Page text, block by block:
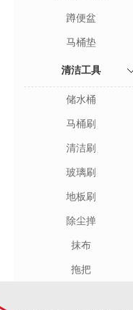
蹲便盆
马桶垫
清洁工具
储水桶
马桶刷
清洁刷
玻璃刷
地板刷
除尘掸
抹布
拖把